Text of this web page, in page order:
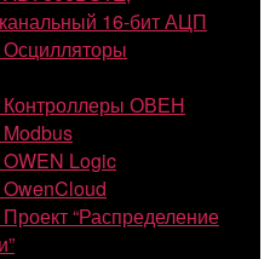
16-бит АЦП
Осцилляторы
Контроллеры ОВЕН
Logic
“Распределение